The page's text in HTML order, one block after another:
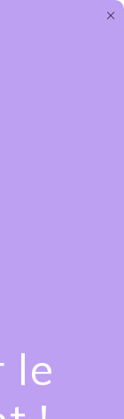
le